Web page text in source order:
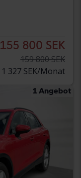
155 800 SEK
159 800 SEK
1 327 SEK/Monat
1 Angebot